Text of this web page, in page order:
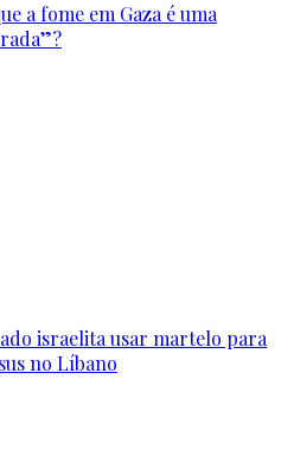
a fome em Gaza é uma
israelita usar martelo para
no Líbano